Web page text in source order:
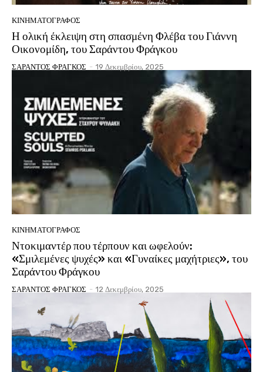
ΚΙΝΗΜΑΤΟΓΡΆΦΟΣ
Η ολική έκλειψη στη σπασμένη Φλέβα του Γιάννη
Οικονομίδη, του Σαράντου Φράγκου
ΣΑΡΑΝΤΟΣ ΦΡΑΓΚΟΣ - 19 Δεκεμβρίου, 2025
ΚΙΝΗΜΑΤΟΓΡΆΦΟΣ
Ντοκιμαντέρ που τέρπουν και ωφελούν:
«Σμιλεμένες ψυχές» και «Γυναίκες μαχήτριες», του
Σαράντου Φράγκου
ΣΑΡΑΝΤΟΣ ΦΡΑΓΚΟΣ - 12 Δεκεμβρίου, 2025